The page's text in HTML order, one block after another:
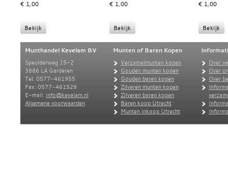
€ 1,00
€ 1,00
€ 1,00
Munthandel Kevelam BV
Speulderweg 15-2
3886 LA Garderen
Tel: 0577-461955
Fax: 0577-461528
E-mail: info@kevelam.nl
Algemene voorwaarden
Munten of Baren Kopen
Verzamelmunten kopen
Gouden munten kopen
Gouden baren kopen
Zilveren munten kopen
Zilveren baren kopen
Baren koop Utrecht
Munten inkoop Utrecht
Over
Over
Over